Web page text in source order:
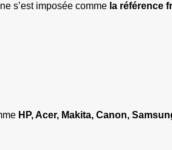
s’est imposée comme la référence
HP, Acer, Makita, Canon,